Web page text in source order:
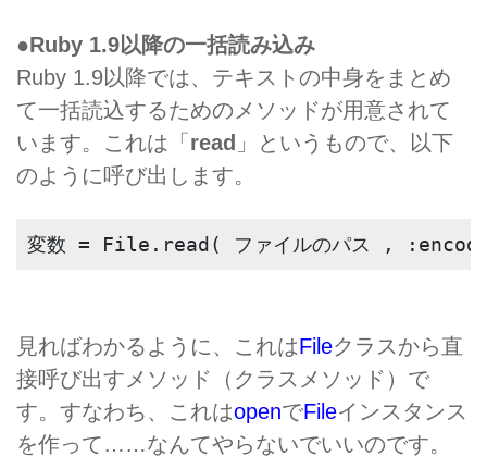
●Ruby 1.9以降の一括読み込み
Ruby 1.9以降では、テキストの中身をまとめ
て一括読込するためのメソッドが用意されて
います。これは「 read 」というもので、以下
のように呼び出します。
変数 = File.read( ファイルのパス ,
見ればわかるように、これはFileクラスから直
接呼び出すメソッド（クラスメソッド）で
す。すなわち、これはopenでFileインスタンス
を作って……なんてやらないでいいのです。